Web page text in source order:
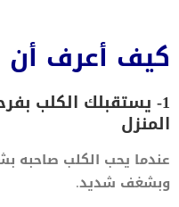
كيف أعرف أن
1- يستقبلك الكلب
المنزل
عندما يحب الكلب صاحبه
وبشغف شديد.